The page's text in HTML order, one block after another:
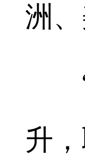
洲
“
升